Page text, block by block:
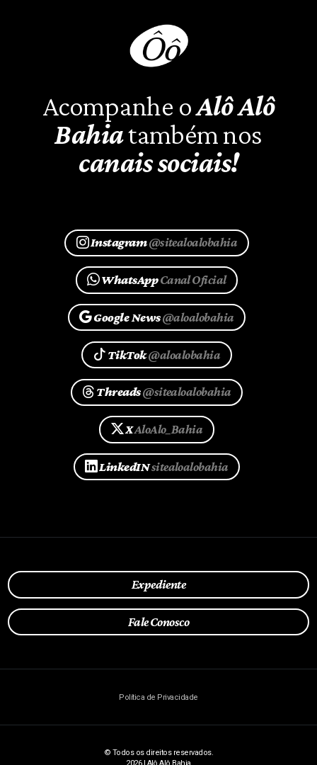
Acompanhe oAlô Alô
Bahiatambém nos
canais sociais!
Instagram@sitealoalobahia
WhatsAppCanal Oficial
Google News@aloalobahia
TikTok@aloalobahia
Threads@sitealoalobahia
XAloAlo_Bahia
LinkedINsitealoalobahia
Expediente
Fale Conosco
Política de Privacidade
© Todos os direitos reservados.